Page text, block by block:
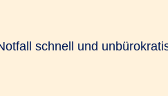
schnell und